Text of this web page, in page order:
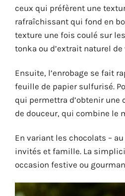
ceux qui préfèrent une
rafraîchissant qui fond en
texture une fois coulé sur
tonka ou d’extrait naturel
Ensuite, l’enrobage se fait
feuille de papier sulfurisé.
qui permettra d’obtenir une
de douceur, qui combine le
En variant les chocolats –
invités et famille. La
occasion festive ou